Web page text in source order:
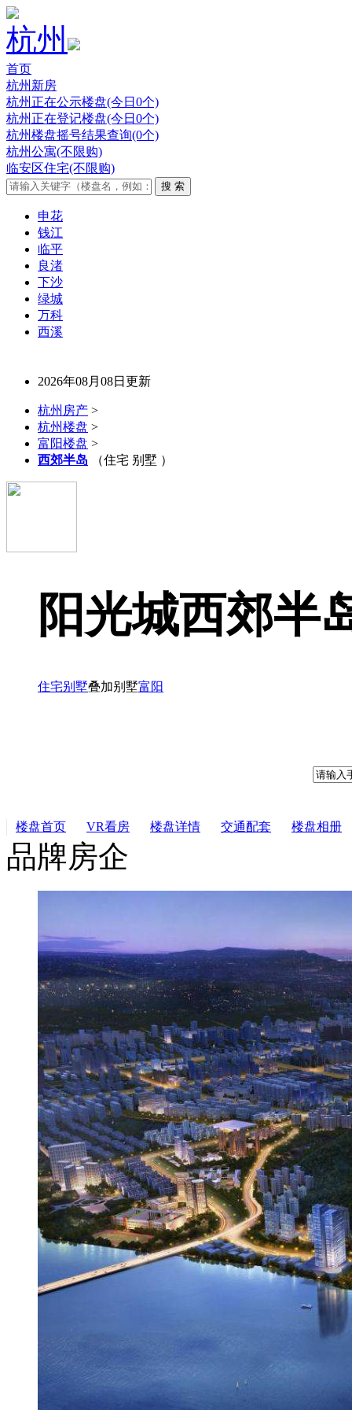
杭州
首页
杭州新房
杭州正在公示楼盘(今日0个)
杭州正在登记楼盘(今日0个)
杭州楼盘摇号结果查询(0个)
杭州公寓(不限购)
临安区住宅(不限购)
申花
钱江
临平
良渚
下沙
绿城
万科
西溪
2026年08月08日更新
杭州房产 >
杭州楼盘 >
富阳楼盘 >
西郊半岛 （住宅 别墅 ）
阳光城西郊半
住宅别墅叠加别墅富阳
楼盘首页 VR看房 楼盘详情 交通配套 楼盘相册
品牌房企